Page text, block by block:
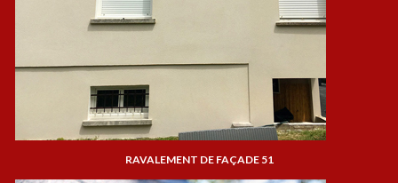
RAVALEMENT DE FAÇADE 51